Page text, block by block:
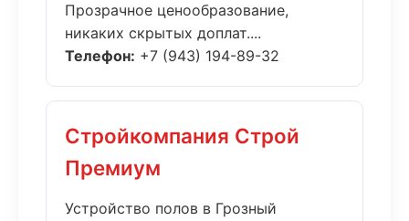
Прозрачное ценообразование,
никаких скрытых доплат....
Телефон: +7 (943) 194-89-32
Стройкомпания Строй
Премиум
Устройство полов в Грозный